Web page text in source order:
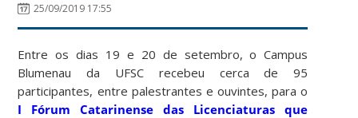
25/09/2019 17:55
Entre os dias 19 e 20 de setembro, o Campus
Blumenau da UFSC recebeu cerca de 95
participantes, entre palestrantes e ouvintes, para o
I Fórum Catarinense das Licenciaturas que